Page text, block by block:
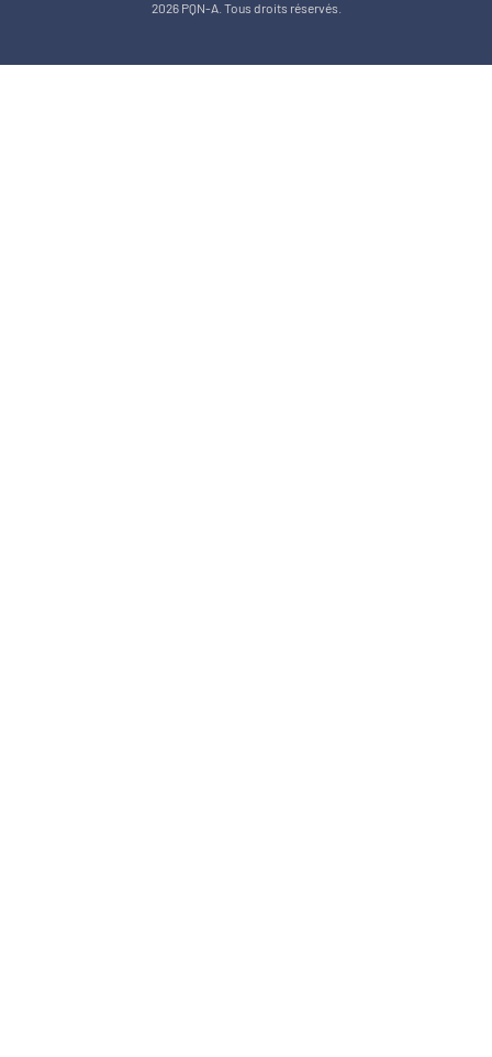
2026 PQN-A. Tous droits réservés.